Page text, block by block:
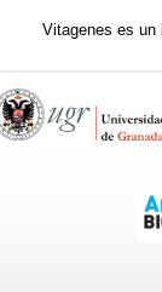
Vitagenes es un